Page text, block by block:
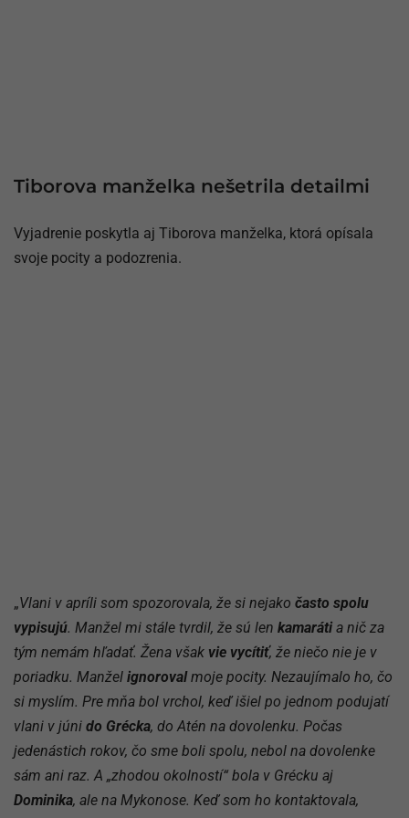
Tiborova manželka nešetrila detailmi
Vyjadrenie poskytla aj Tiborova manželka, ktorá opísala
svoje pocity a podozrenia.
„Vlani v apríli som spozorovala, že si nejako často spolu
vypisujú. Manžel mi stále tvrdil, že sú len kamaráti a nič za
tým nemám hľadať. Žena však vie vycítiť, že niečo nie je v
poriadku. Manžel ignorovalmoje pocity. Nezaujímalo ho, čo
si myslím. Pre mňa bol vrchol, keď išiel po jednom podujatí
vlani v júni do Grécka, do Atén na dovolenku. Počas
jedenástich rokov, čo sme boli spolu, nebol na dovolenke
sám ani raz. A „zhodou okolností“ bola v Grécku aj
Dominika, ale na Mykonose. Keď som ho kontaktovala,